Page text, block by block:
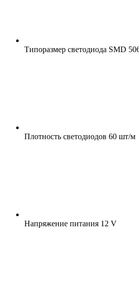
Типоразмер светодиода SMD
Плотность светодиодов 60 шт/м
Напряжение питания 12 V